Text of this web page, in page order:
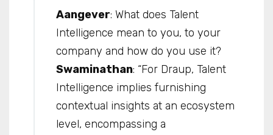
Aangever: What does Talent
Intelligence mean to you, to your
company and how do you use it?
Swaminathan: “For Draup, Talent
Intelligence implies furnishing
contextual insights at an ecosystem
level, encompassing a